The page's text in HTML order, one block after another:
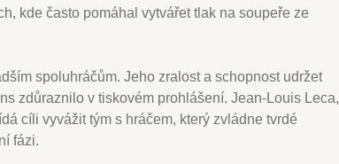
kde často pomáhal vytvářet tlak na soupeře ze
spoluhráčům. Jeho zralost a schopnost udržet
zdůraznilo v tiskovém prohlášení. Jean-Louis Leca,
cíli vyvážit tým s hráčem, který zvládne tvrdé
fázi.